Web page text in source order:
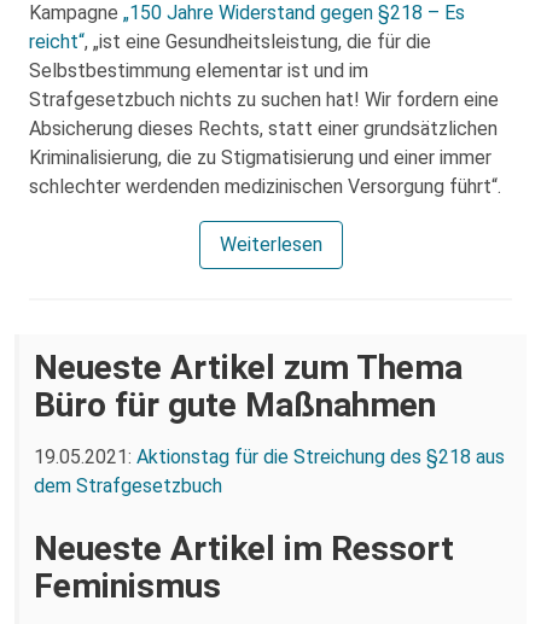
Kampagne „150 Jahre Widerstand gegen §218 – Es
reicht“, „ist eine Gesundheitsleistung, die für die
Selbstbestimmung elementar ist und im
Strafgesetzbuch nichts zu suchen hat! Wir fordern eine
Absicherung dieses Rechts, statt einer grundsätzlichen
Kriminalisierung, die zu Stigmatisierung und einer immer
schlechter werdenden medizinischen Versorgung führt“.
Weiterlesen
Neueste Artikel zum Thema
Büro für gute Maßnahmen
19.05.2021: Aktionstag für die Streichung des §218 aus
dem Strafgesetzbuch
Neueste Artikel im Ressort
Feminismus